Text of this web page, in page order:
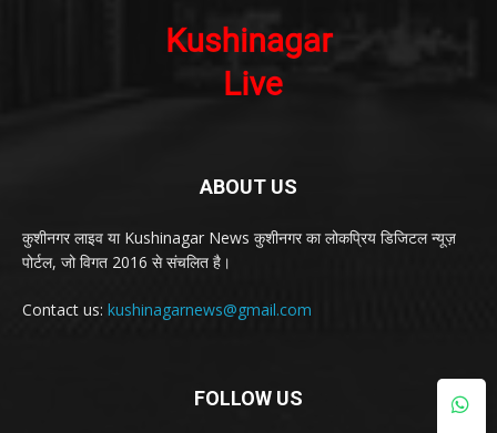
ABOUT US
कुशीनगर लाइव या Kushinagar News कुशीनगर का लोकप्रिय डिजिटल न्यूज़
पोर्टल, जो विगत 2016 से संचलित है।
Contact us: kushinagarnews@gmail.com
FOLLOW US